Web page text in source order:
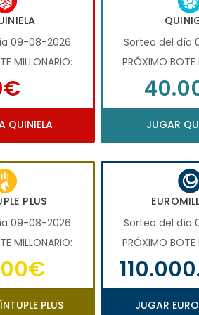
09-08-2026
MILLONARIO:
QUINIELA
Sorteo del día
PRÓXIMO BOTE
JUGAR
PLUS
09-08-2026
MILLONARIO:
PLUS
Sorteo del día
PRÓXIMO BOTE
JUGAR